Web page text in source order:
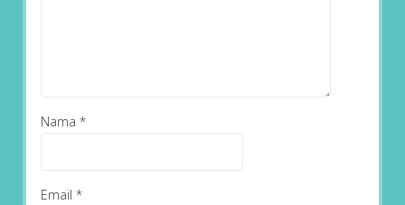
Nama *
Email *